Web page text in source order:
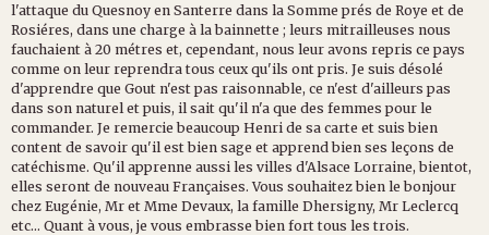
l'attaque du Quesnoy en Santerre dans la Somme prés de Roye et de
Rosiéres, dans une charge à la bainnette ; leurs mitrailleuses nous
fauchaient à 20 métres et, cependant, nous leur avons repris ce pays
comme on leur reprendra tous ceux qu'ils ont pris. Je suis désolé
d'apprendre que Gout n'est pas raisonnable, ce n'est d'ailleurs pas
dans son naturel et puis, il sait qu'il n'a que des femmes pour le
commander. Je remercie beaucoup Henri de sa carte et suis bien
content de savoir qu'il est bien sage et apprend bien ses leçons de
catéchisme. Qu'il apprenne aussi les villes d'Alsace Lorraine, bientot,
elles seront de nouveau Françaises. Vous souhaitez bien le bonjour
chez Eugénie, Mr et Mme Devaux, la famille Dhersigny, Mr Leclercq
etc... Quant à vous, je vous embrasse bien fort tous les trois.